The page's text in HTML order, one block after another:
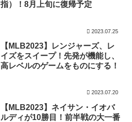
指）！8月上旬に復帰予定
2023.07.25
【MLB2023】レンジャーズ、レ
イズをスイープ！先発が機能し、
高レベルのゲームをものにする！
2023.07.20
【MLB2023】ネイサン・イオバ
ルディが10勝目！前半戦の大一番